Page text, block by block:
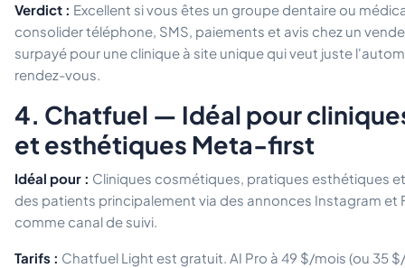
Verdict : Excellent si vous êtes un groupe dentaire ou
consolider téléphone, SMS, paiements et avis chez un
surpayé pour une clinique à site unique qui veut juste
rendez-vous.
4. Chatfuel — Idéal pour
et esthétiques Meta-first
Idéal pour : Cliniques cosmétiques, pratiques esthétiques
des patients principalement via des annonces Instagram
comme canal de suivi.
Tarifs : Chatfuel Light est gratuit. AI Pro à 49 $/mois (ou 35